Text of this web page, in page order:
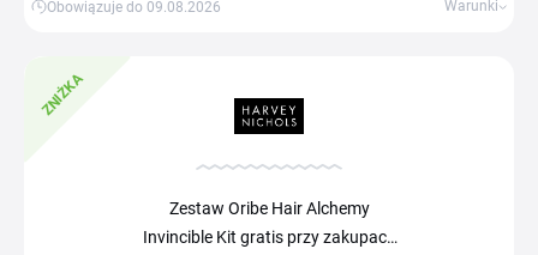
Obowiązuje do 09.08.2026 Warunki
ZNIŻKA
Zestaw Oribe Hair Alchemy
Invincible Kit gratis przy zakupach